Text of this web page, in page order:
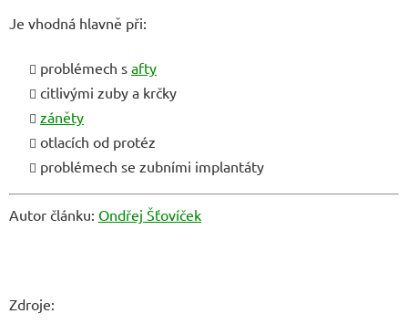
Je vhodná hlavně při:
problémech s afty
citlivými zuby a krčky
záněty
otlacích od protéz
problémech se zubními implantáty
Autor článku: Ondřej Šťovíček
Zdroje: